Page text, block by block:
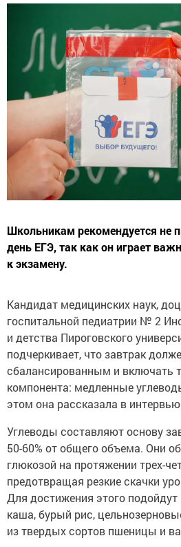
Школьникам рекомендуется не
день ЕГЭ, так как он играет
к экзамену.
Кандидат медицинских наук,
госпитальной педиатрии № 2
и детства Пироговского
подчеркивает, что завтрак
сбалансированным и включать
компонента: медленные
этом она рассказала в интервью
Углеводы составляют основу
50-60% от общего объема. Они
глюкозой на протяжении трех-
предотвращая резкие скачки
Для достижения этого подойдут
каша, бурый рис,
из твердых сортов пшеницы и